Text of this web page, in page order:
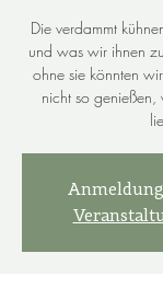
Die verdammt
und was wir ihnen
ohne sie könnten
nicht so